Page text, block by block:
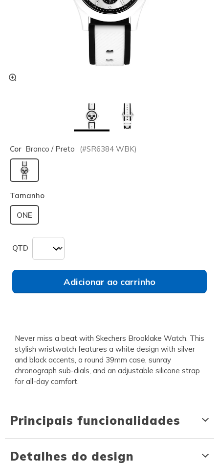
Cor Branco / Preto (#SR6384 WBK)
selecionado
Tamanho
ONE
QTD
Adicionar ao carrinho
Never miss a beat with Skechers Brooklake Watch. This
stylish wristwatch features a white design with silver
and black accents, a round 39mm case, sunray
chronograph sub-dials, and an adjustable silicone strap
for all-day comfort.
Principais funcionalidades
Detalhes do design